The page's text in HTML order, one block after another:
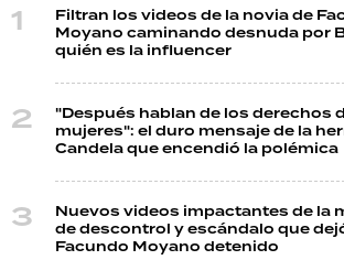
Filtran los videos de la novia de
Moyano caminando desnuda por
quién es la influencer
"Después hablan de los derechos
mujeres": el duro mensaje de la
Candela que encendió la polémica
Nuevos videos impactantes de la
de descontrol y escándalo que
Facundo Moyano detenido